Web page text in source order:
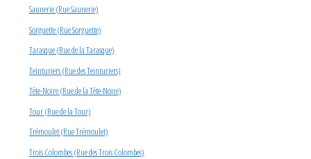
Saunerie (Rue Saunerie)
Sorguette (Rue Sorguette)
Tarasque (Rue de la Tarasque)
Teinturiers (Rue des Teinturiers)
Tête-Noire (Rue de la Tête-Noire)
Tour (Rue de la Tour)
Trémoulet (Rue Trémoulet)
Trois Colombes (Rue des Trois Colombes)